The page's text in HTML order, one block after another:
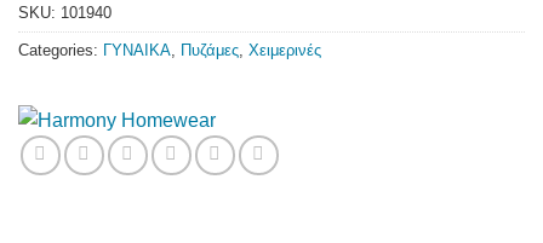
SKU: 101940
Categories: ΓΥΝΑΙΚΑ Πυζάμες Χειμερινές